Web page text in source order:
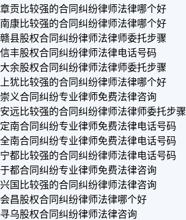
章贡比较强的合同纠纷律师法律哪个好
南康比较强的合同纠纷律师法律哪个好
赣县股权合同纠纷律师法律师委托步骤
信丰股权合同纠纷律师法律电话号码
大余股权合同纠纷律师法律师委托步骤
上犹比较强的合同纠纷律师法律哪个好
崇义合同纠纷专业律师免费法律咨询
安远比较强的合同纠纷律师法律师委托步骤
定南合同纠纷专业律师免费法律电话号码
全南合同纠纷专业律师免费法律电话号码
宁都比较强的合同纠纷律师法律电话号码
于都合同纠纷专业律师免费法律咨询
兴国比较强的合同纠纷律师法律咨询
会昌股权合同纠纷律师法律哪个好
寻乌股权合同纠纷律师法律咨询